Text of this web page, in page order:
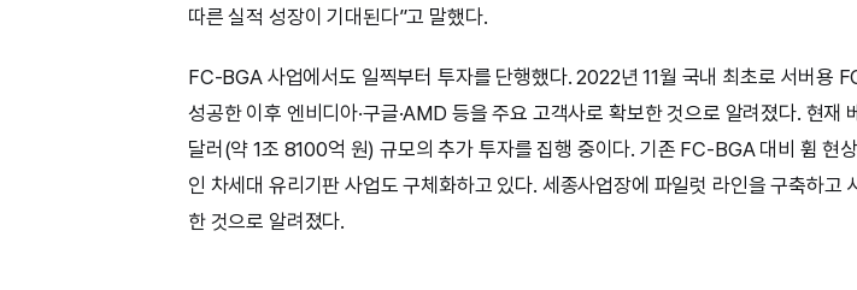
따른 실적 성장이 기대된다”고 말했다.
FC-BGA 사업에서도 일찍부터 투자를 단행했다. 2022년 11월 국내 최초로 서버용
성공한 이후 엔비디아·구글·AMD 등을 주요 고객사로 확보한 것으로 알려졌다. 현재
달러(약 1조 8100억 원) 규모의 추가 투자를 집행 중이다. 기존 FC-BGA 대비 휨 현
인 차세대 유리기판 사업도 구체화하고 있다. 세종사업장에 파일럿 라인을 구축하고
한 것으로 알려졌다.